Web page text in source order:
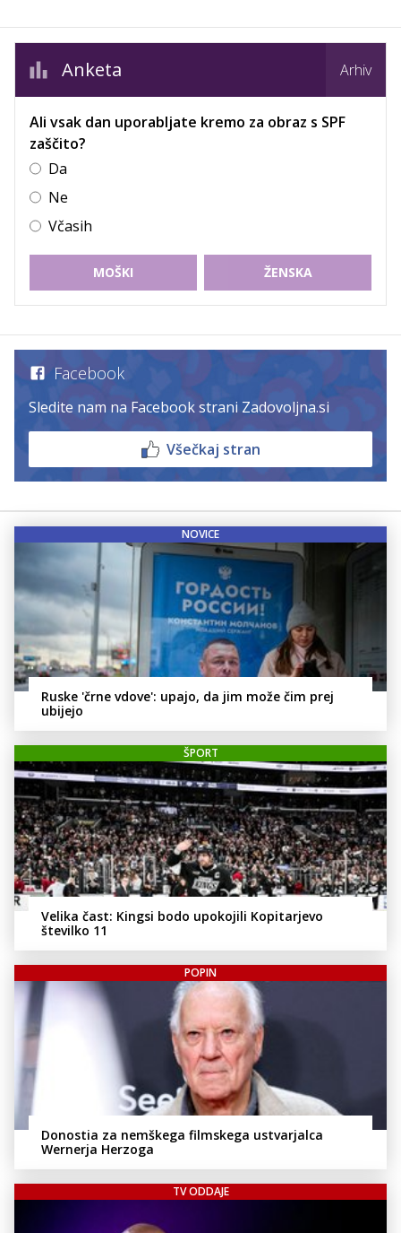
Anketa Arhiv
Ali vsak dan uporabljate kremo za obraz s SPF
zaščito?
Da
Ne
Včasih
MOŠKI ŽENSKA
Facebook
Sledite nam na Facebook strani Zadovoljna.si
Všečkaj stran
NOVICE
Ruske 'črne vdove': upajo, da jim može čim prej
ubijejo
ŠPORT
Velika čast: Kingsi bodo upokojili Kopitarjevo
številko 11
POPIN
Donostia za nemškega filmskega ustvarjalca
Wernerja Herzoga
TV ODDAJE